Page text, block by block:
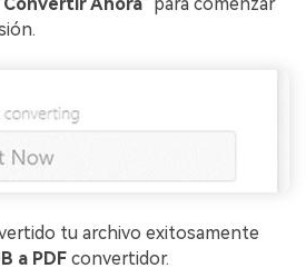
tu archivo exitosamente
a PDF convertidor.